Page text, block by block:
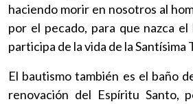
haciendo morir en nosotros al
por el pecado, para que nazca
participa de la vida de la Santísima
El bautismo también es el baño
renovación del Espíritu Santo,